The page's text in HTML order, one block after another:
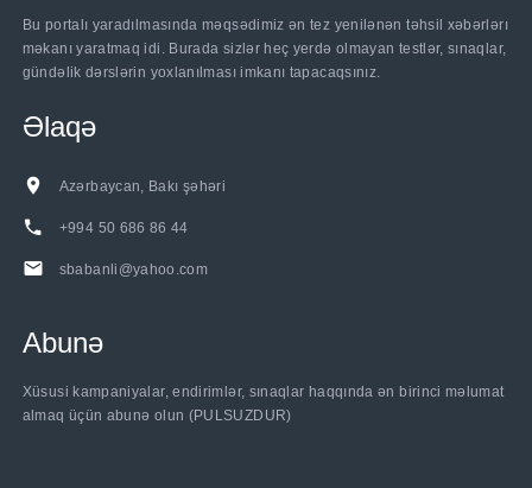
Bu portalı yaradılmasında məqsədimiz ən tez yenilənən təhsil xəbərlərı
məkanı yaratmaq idi. Burada sizlər heç yerdə olmayan testlər, sınaqlar,
gündəlik dərslərin yoxlanılması imkanı tapacaqsınız.
Əlaqə
Azərbaycan, Bakı şəhəri
+994 50 686 86 44
sbabanli@yahoo.com
Abunə
Xüsusi kampaniyalar, endirimlər, sınaqlar haqqında ən birinci məlumat
almaq üçün abunə olun (PULSUZDUR)